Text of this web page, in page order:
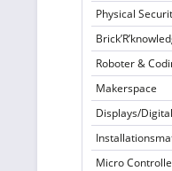
Physical
Roboter &
Makerspace
Displays/
Micro